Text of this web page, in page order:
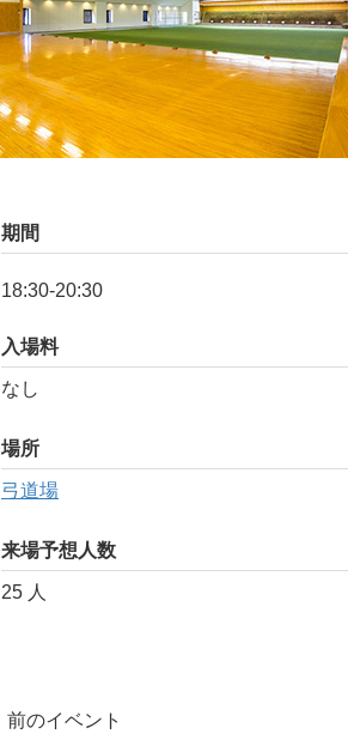
期間
18:30-20:30
入場料
なし
場所
弓道場
来場予想人数
25 人
前のイベント